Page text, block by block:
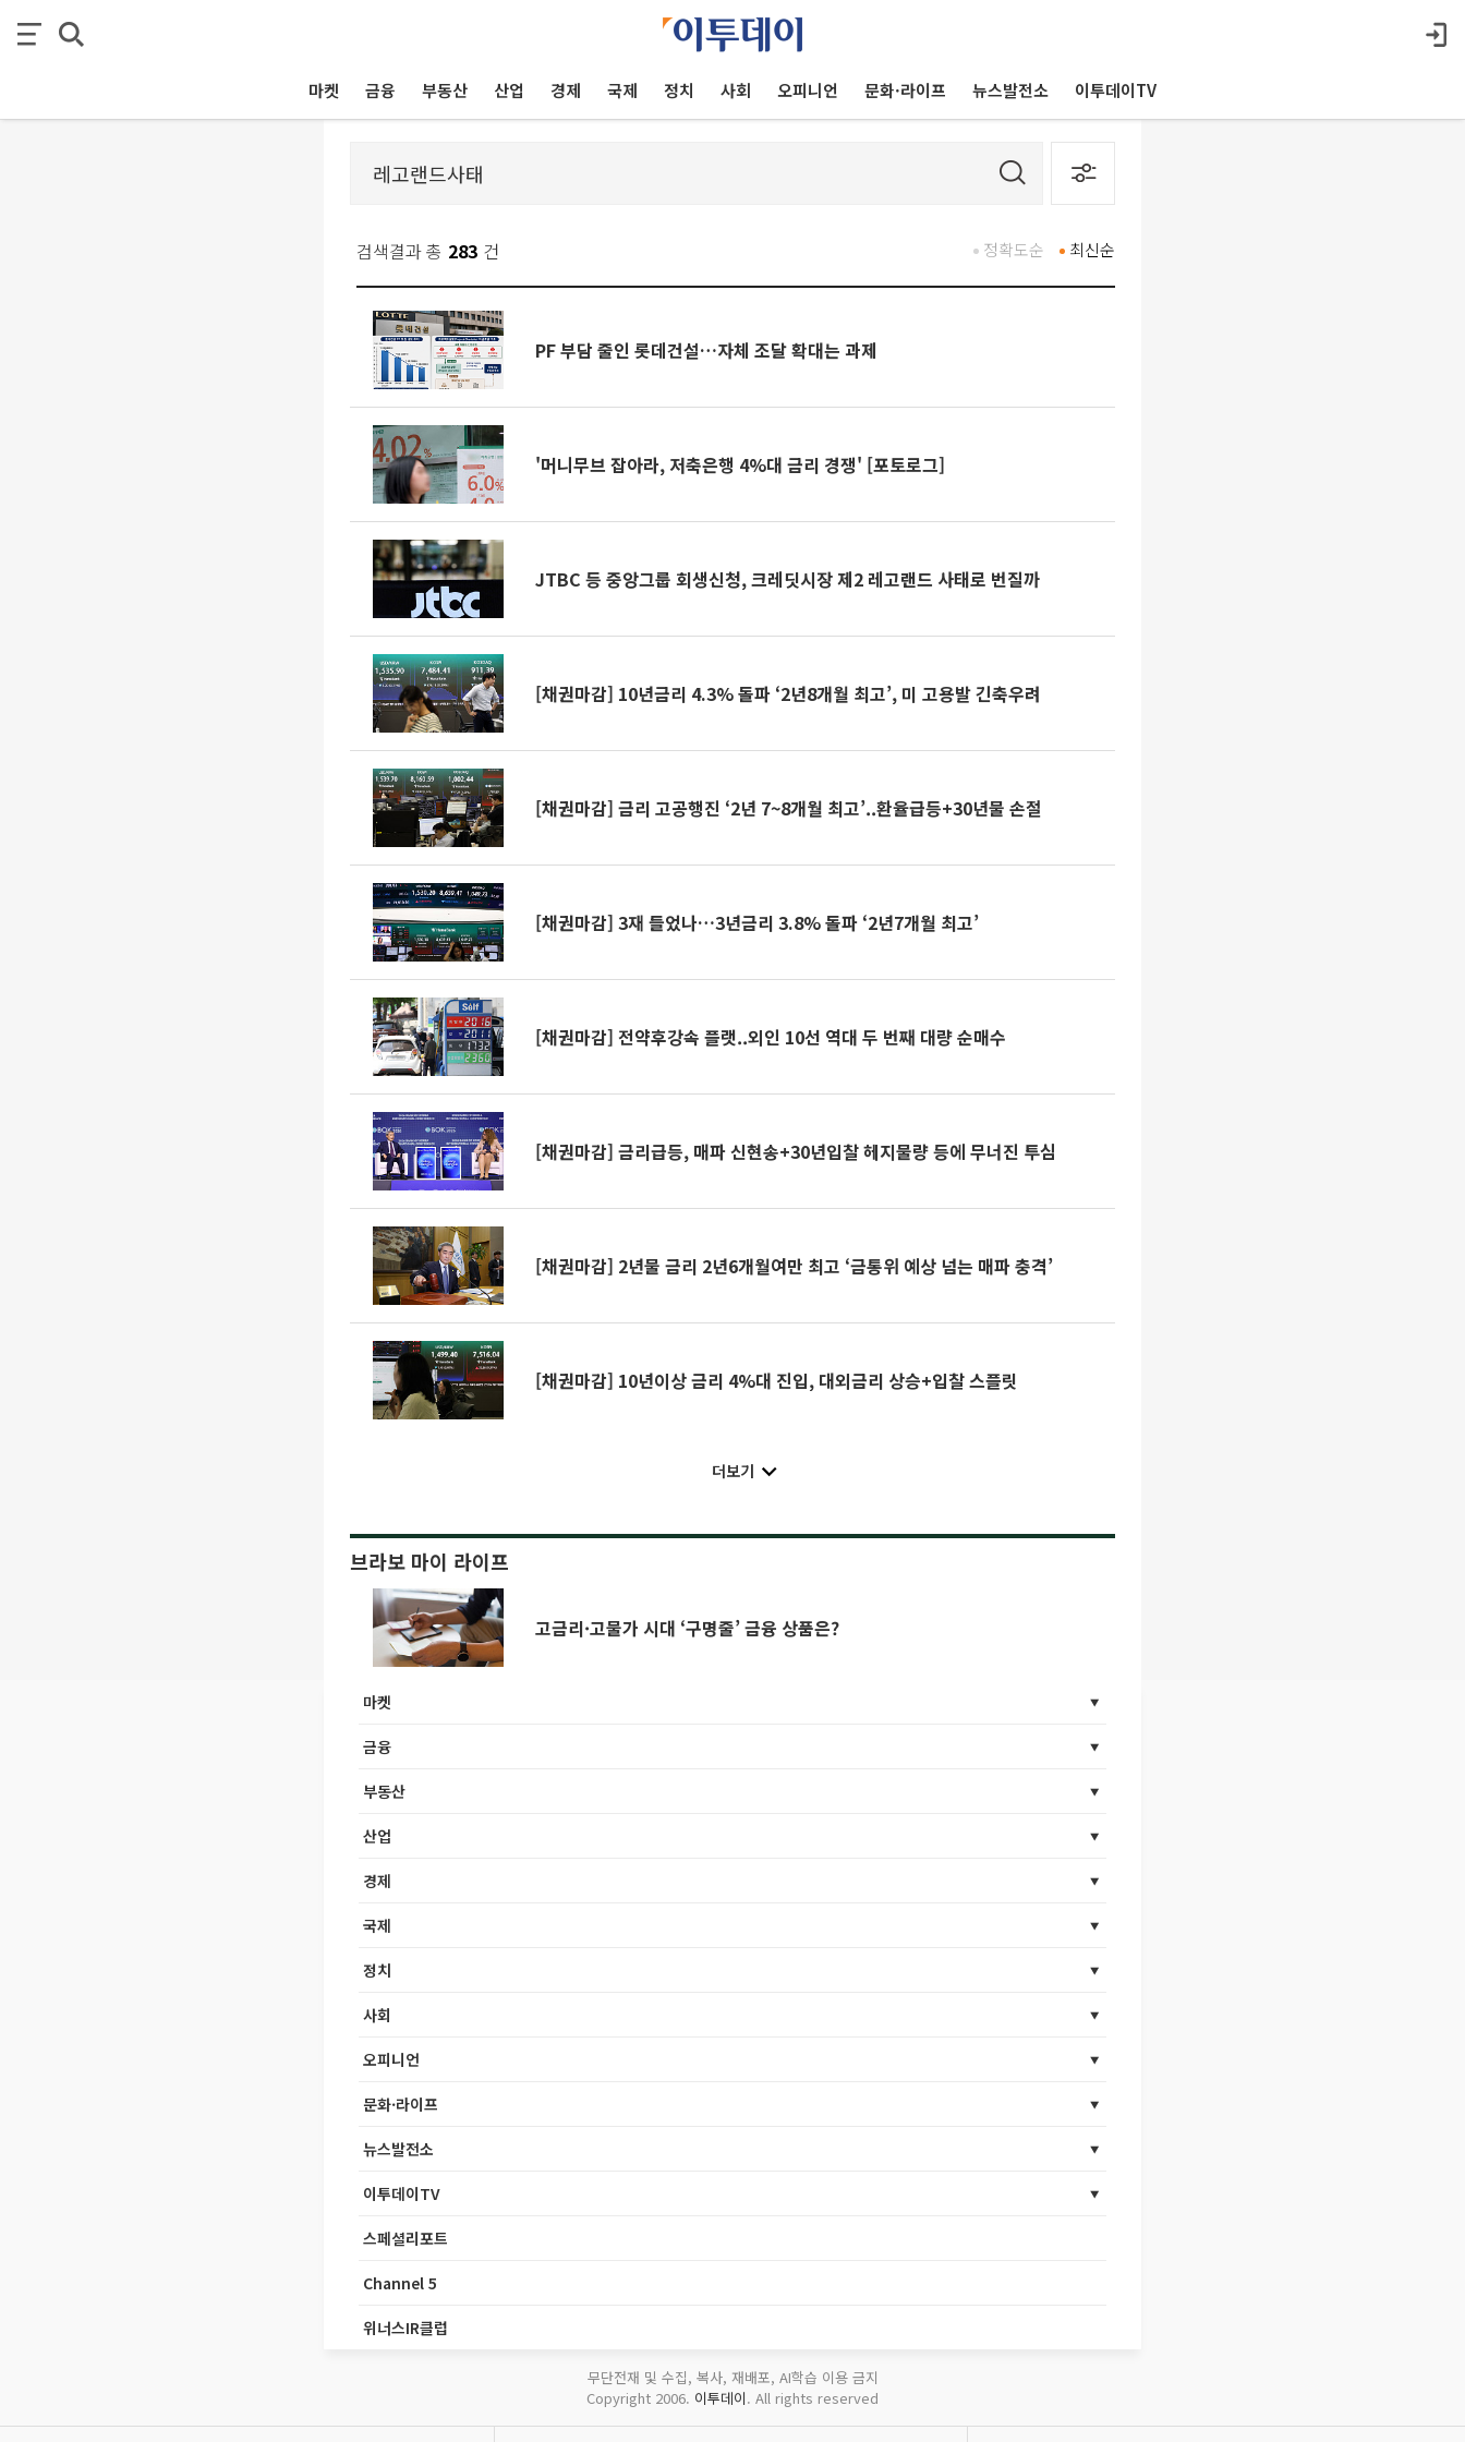
마켓 금융 부동산 산업 경제 국제 정치 사회 오피니언 문화·라이프 뉴스발전소 이투데이TV
검색결과 총 283 건 최신순
정확도순
PF 부담 줄인 롯데건설…자체 조달 확대는 과제
'머니무브 잡아라, 저축은행 4%대 금리 경쟁' [포토로그]
JTBC 등 중앙그룹 회생신청, 크레딧시장 제2 레고랜드 사태로 번질까
[채권마감] 10년금리 4.3% 돌파 ‘2년8개월 최고’, 미 고용발 긴축우려
[채권마감] 금리 고공행진 ‘2년 7~8개월 최고’..환율급등+30년물 손절
[채권마감] 3재 들었나…3년금리 3.8% 돌파 ‘2년7개월 최고’
[채권마감] 전약후강속 플랫..외인 10선 역대 두 번째 대량 순매수
[채권마감] 금리급등, 매파 신현송+30년입찰 헤지물량 등에 무너진 투심
[채권마감] 2년물 금리 2년6개월여만 최고 ‘금통위 예상 넘는 매파 충격’
[채권마감] 10년이상 금리 4%대 진입, 대외금리 상승+입찰 스플릿
더보기
브라보 마이 라이프
고금리·고물가 시대 ‘구명줄’ 금융 상품은?
마켓
금융
부동산
산업
경제
국제
정치
사회
오피니언
문화·라이프
뉴스발전소
이투데이TV
스페셜리포트
Channel 5
위너스IR클럽
무단전재 및 수집, 복사, 재배포, AI학습 이용 금지
Copyright 2006. 이투데이. All rights reserved